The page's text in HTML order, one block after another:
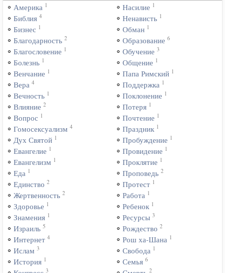
Америка 1
Библия 4
Бизнес 1
Благодарность 2
Благословение 1
Болезнь 1
Венчание 1
Вера 4
Вечность 1
Влияние 2
Вопрос 1
Гомосексуализм 4
Дух Святой 1
Евангелие 1
Евангелизм 1
Еда 1
Единство 2
Жертвенность 2
Здоровье 1
Знамения 1
Израиль 5
Интернет 4
Ислам 3
История 1
3
Насилие 1
Ненависть 1
Обман 1
Образование 6
Обучение 3
Общение 1
Папа Римский 1
Поддержка 1
Поклонение 1
Потеря 1
Почтение 1
Праздник 1
Пробуждение 1
Провидение 1
Проклятие 1
Проповедь 2
Протест 1
Работа 1
Ребенок 1
Ресурсы 3
Рождество 2
Рош ха-Шана 1
Свобода 1
Семья 6
2